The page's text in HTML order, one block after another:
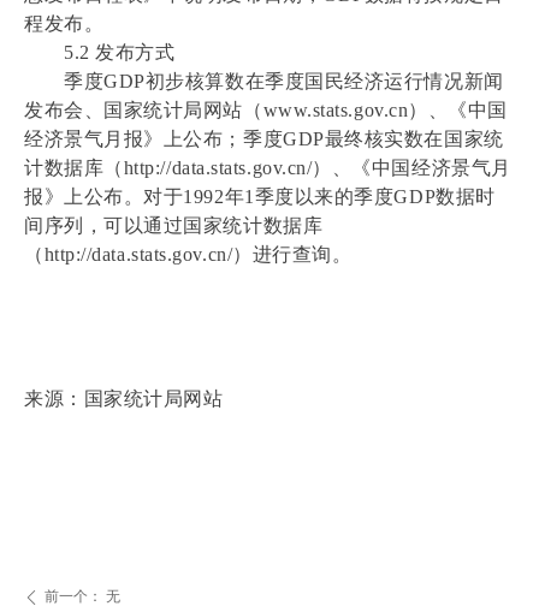
程发布。
5.2 发布方式
季度GDP初步核算数在季度国民经济运行情况新闻
发布会、国家统计局网站（www.stats.gov.cn）、《中国
经济景气月报》上公布；季度GDP最终核实数在国家统
计数据库（http://data.stats.gov.cn/）、《中国经济景气月
报》上公布。对于1992年1季度以来的季度GDP数据时
间序列，可以通过国家统计数据库
（http://data.stats.gov.cn/）进行查询。
来源：国家统计局网站
ꄴ 前一个： 无